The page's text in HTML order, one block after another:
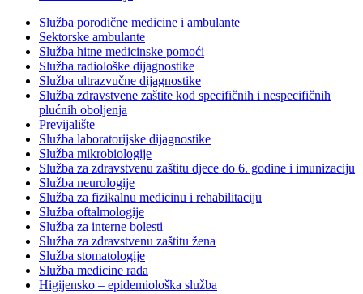
Služba porodične medicine i ambulante
Sektorske ambulante
Služba hitne medicinske pomoći
Služba radiološke dijagnostike
Služba ultrazvučne dijagnostike
Služba zdravstvene zaštite kod specifičnih i nespecifičnih
plućnih oboljenja
Previjalište
Služba laboratorijske dijagnostike
Služba mikrobiologije
Služba za zdravstvenu zaštitu djece do 6. godine i imunizaciju
Služba neurologije
Služba za fizikalnu medicinu i rehabilitaciju
Služba oftalmologije
Služba za interne bolesti
Služba za zdravstvenu zaštitu žena
Služba stomatologije
Služba medicine rada
Higijensko – epidemiološka služba